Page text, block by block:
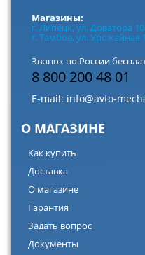
Магазины:
г. Липецк, ул. Доватора
г. Тамбов, ул. Урожайная
Звонок по России
8 800 200 48 01
E-mail: info@avto-
О МАГАЗИНЕ
Как купить
Доставка
О магазине
Гарантия
Задать вопрос
Документы